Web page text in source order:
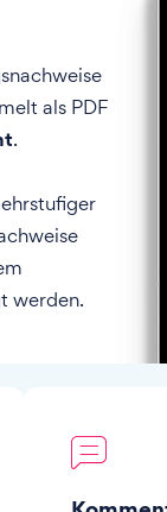
als PDF
.
werden.